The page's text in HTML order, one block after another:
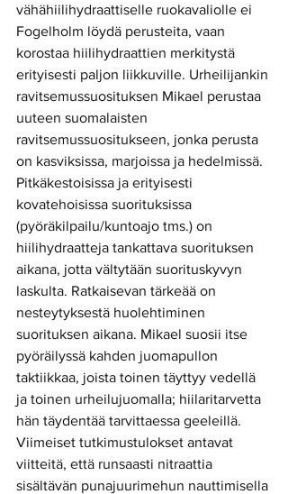
vähähiilihydraattiselle ruokavaliolle ei
Fogelholm löydä perusteita, vaan
korostaa hiilihydraattien merkitystä
erityisesti paljon liikkuville. Urheilijankin
ravitsemussuosituksen Mikael perustaa
uuteen suomalaisten
ravitsemussuositukseen, jonka perusta
on kasviksissa, marjoissa ja hedelmissä.
Pitkäkestoisissa ja erityisesti
kovatehoisissa suorituksissa
(pyöräkilpailu/kuntoajo tms.) on
hiilihydraatteja tankattava suorituksen
aikana, jotta vältytään suorituskyvyn
laskulta. Ratkaisevan tärkeää on
nesteytyksestä huolehtiminen
suorituksen aikana. Mikael suosii itse
pyöräilyssä kahden juomapullon
taktiikkaa, joista toinen täyttyy vedellä
ja toinen urheilujuomalla; hiilaritarvetta
hän täydentää tarvittaessa geeleillä.
Viimeiset tutkimustulokset antavat
viitteitä, että runsaasti nitraattia
sisältävän punajuurimehun nauttimisella